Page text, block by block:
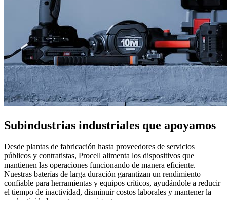
Subindustrias industriales que apoyamos
Desde plantas de fabricación hasta proveedores de servicios
públicos y contratistas, Procell alimenta los dispositivos que
mantienen las operaciones funcionando de manera eficiente.
Nuestras baterías de larga duración garantizan un rendimiento
confiable para herramientas y equipos críticos, ayudándole a reducir
el tiempo de inactividad, disminuir costos laborales y mantener la